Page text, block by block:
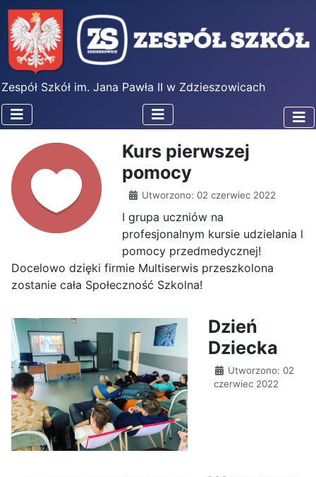
Zespół Szkół im. Jana Pawła II w Zdzieszowicach
Kurs pierwszej
pomocy
Utworzono: 02 czerwiec 2022
I grupa uczniów na
profesjonalnym kursie udzielania l
pomocy przedmedycznej!
Docelowo dzięki firmie Multiserwis przeszkolona
zostanie cała Społeczność Szkolna!
Dzień
Dziecka
Utworzono: 02
czerwiec 2022